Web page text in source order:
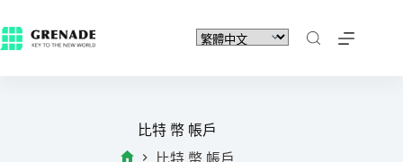
比特 幣 帳戶
比特 幣 帳戶